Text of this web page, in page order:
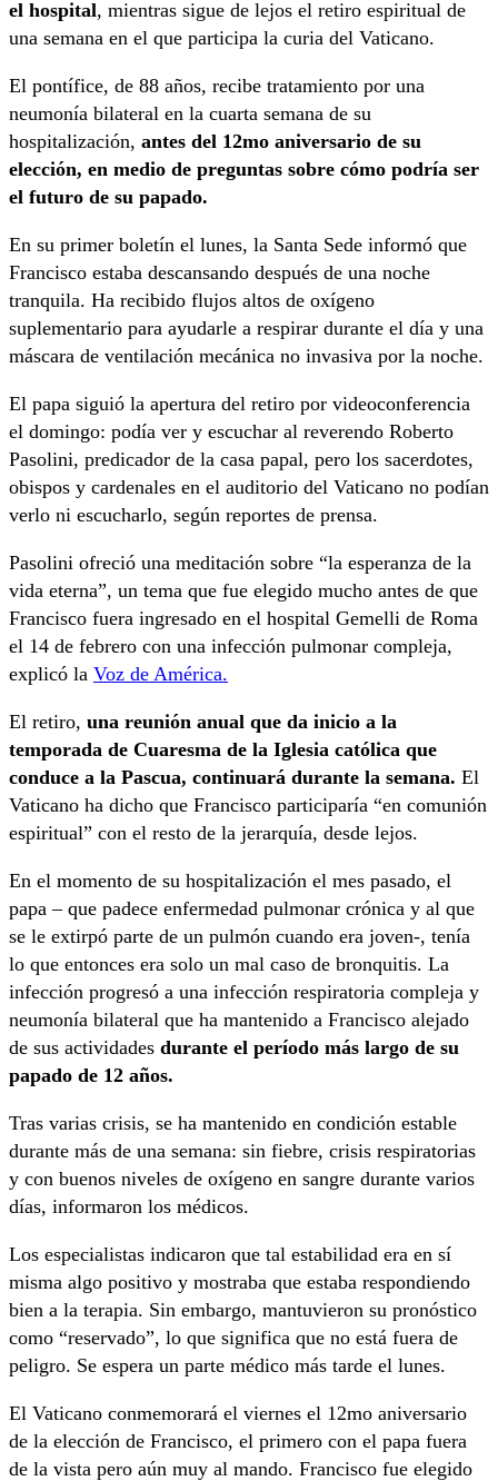
el hospital, mientras sigue de lejos el retiro espiritual de
una semana en el que participa la curia del Vaticano.
El pontífice, de 88 años, recibe tratamiento por una
neumonía bilateral en la cuarta semana de su
hospitalización, antes del 12mo aniversario de su
elección, en medio de preguntas sobre cómo podría ser
el futuro de su papado.
En su primer boletín el lunes, la Santa Sede informó que
Francisco estaba descansando después de una noche
tranquila. Ha recibido flujos altos de oxígeno
suplementario para ayudarle a respirar durante el día y una
máscara de ventilación mecánica no invasiva por la noche.
El papa siguió la apertura del retiro por videoconferencia
el domingo: podía ver y escuchar al reverendo Roberto
Pasolini, predicador de la casa papal, pero los sacerdotes,
obispos y cardenales en el auditorio del Vaticano no podían
verlo ni escucharlo, según reportes de prensa.
Pasolini ofreció una meditación sobre “la esperanza de la
vida eterna”, un tema que fue elegido mucho antes de que
Francisco fuera ingresado en el hospital Gemelli de Roma
el 14 de febrero con una infección pulmonar compleja,
explicó la Voz de América.
El retiro, una reunión anual que da inicio a la
temporada de Cuaresma de la Iglesia católica que
conduce a la Pascua, continuará durante la semana. El
Vaticano ha dicho que Francisco participaría “en comunión
espiritual” con el resto de la jerarquía, desde lejos.
En el momento de su hospitalización el mes pasado, el
papa – que padece enfermedad pulmonar crónica y al que
se le extirpó parte de un pulmón cuando era joven-, tenía
lo que entonces era solo un mal caso de bronquitis. La
infección progresó a una infección respiratoria compleja y
neumonía bilateral que ha mantenido a Francisco alejado
de sus actividades durante el período más largo de su
papado de 12 años.
Tras varias crisis, se ha mantenido en condición estable
durante más de una semana: sin fiebre, crisis respiratorias
y con buenos niveles de oxígeno en sangre durante varios
días, informaron los médicos.
Los especialistas indicaron que tal estabilidad era en sí
misma algo positivo y mostraba que estaba respondiendo
bien a la terapia. Sin embargo, mantuvieron su pronóstico
como “reservado”, lo que significa que no está fuera de
peligro. Se espera un parte médico más tarde el lunes.
El Vaticano conmemorará el viernes el 12mo aniversario
de la elección de Francisco, el primero con el papa fuera
de la vista pero aún muy al mando. Francisco fue elegido